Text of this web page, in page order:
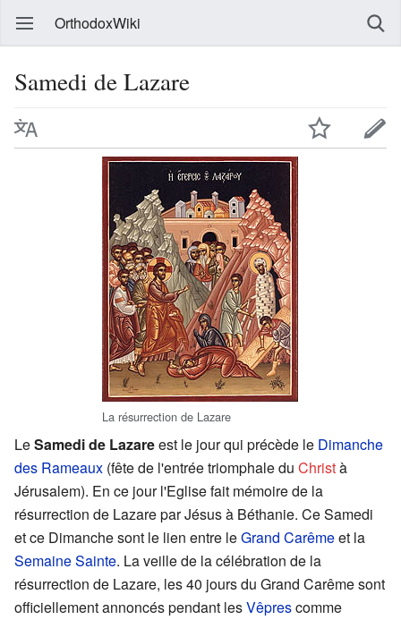
OrthodoxWiki
Samedi de Lazare
La résurrection de Lazare
LeSamedi de Lazareest le jour qui précède le Dimanche
des Rameaux (fête de l'entrée triomphale du Christà
Jérusalem). En ce jour l'Eglise fait mémoire de la
résurrection de Lazare par Jésus à Béthanie. Ce Samedi
et ce Dimanche sont le lien entre leGrand Carêmeet la
Semaine Sainte. La veille de la célébration de la
résurrection de Lazare, les 40 jours du Grand Carême sont
officiellement annoncés pendant lesVêprescomme